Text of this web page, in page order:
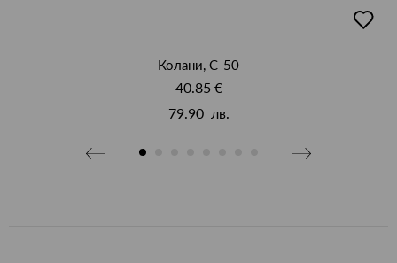
в
Колани, C-50
40.85 €
79.90 лв.